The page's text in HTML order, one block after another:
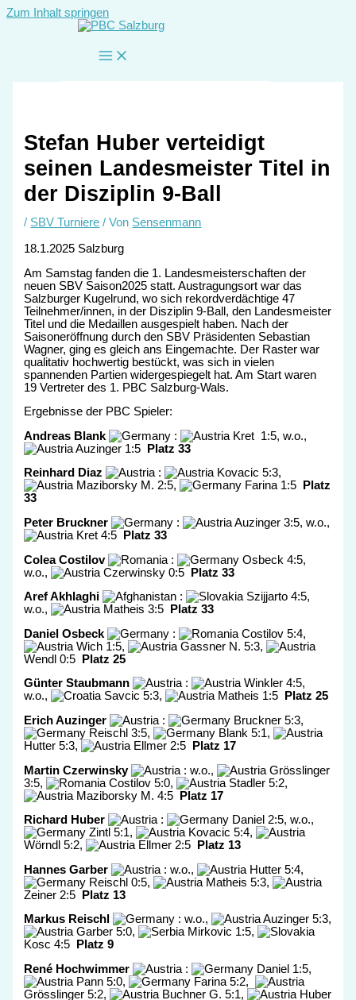
Zum Inhalt springen
Stefan Huber verteidigt
seinen Landesmeister Titel in
der Disziplin 9-Ball
/ SBV Turniere / Von Sensenmann
18.1.2025 Salzburg
Am Samstag fanden die 1. Landesmeisterschaften der
neuen SBV Saison2025 statt. Austragungsort war das
Salzburger Kugelrund, wo sich rekordverdächtige 47
Teilnehmer/innen, in der Disziplin 9-Ball, den Landesmeister
Titel und die Medaillen ausgespielt haben. Nach der
Saisoneröffnung durch den SBV Präsidenten Sebastian
Wagner, ging es gleich ans Eingemachte. Der Raster war
qualitativ hochwertig bestückt, was sich in vielen
spannenden Partien widergespiegelt hat. Am Start waren
19 Vertreter des 1. PBC Salzburg-Wals.
Ergebnisse der PBC Spieler:
Andreas Blank
:
Kret 1:5, w.o.,
Auzinger 1:5
Platz 33
Reinhard Diaz
:
Kovacic 5:3,
Maziborsky M. 2:5,
Farina 1:5
Platz
33
Peter Bruckner
:
Auzinger 3:5, w.o.,
Kret 4:5
Platz 33
Colea Costilov
:
Osbeck 4:5,
w.o.,
Czerwinsky 0:5
Platz 33
Aref Akhlaghi
:
Szijjarto 4:5,
w.o.,
Matheis 3:5
Platz 33
Daniel Osbeck
:
Costilov 5:4,
Wich 1:5,
Gassner N. 5:3,
Wendl 0:5
Platz 25
Günter Staubmann
:
Winkler 4:5,
w.o.,
Savcic 5:3, Matheis 1:5
Platz 25
Erich Auzinger
:
Bruckner 5:3,
Reischl 3:5,
Blank 5:1,
Hutter 5:3,
Ellmer 2:5
Platz 17
Martin Czerwinsky
: w.o.,
Grösslinger
3:5,
Costilov 5:0,
Stadler 5:2,
Maziborsky M. 4:5 Platz 17
Richard Huber
:
Daniel 2:5, w.o.,
Zintl 5:1,
Kovacic 5:4,
Wörndl 5:2,
Ellmer 2:5
Platz 13
Hannes Garber
: w.o.,
Hutter 5:4,
Reischl 0:5,
Matheis 5:3,
Zeiner 2:5
Platz 13
Markus Reischl
: w.o.,
Auzinger 5:3,
Garber 5:0,
Mirkovic 1:5,
Kosc 4:5
Platz 9
René Hochwimmer
:
Daniel 1:5,
Pann 5:0,
Farina 5:2,
Grösslinger 5:2,
Buchner G. 5:1,
Huber